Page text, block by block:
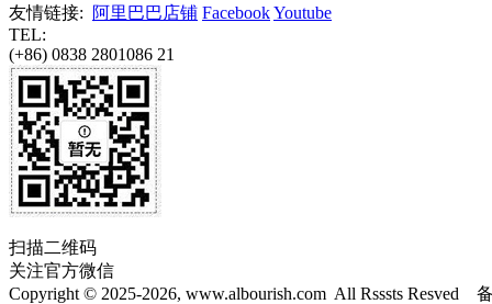
友情链接:
阿里巴巴店铺 FacebookYoutube
TEL:
(+86) 0838 2801086 21
扫描二维码
关注官方微信
Copyright © 2025-2026, www.albourish.com All Rsssts Resved